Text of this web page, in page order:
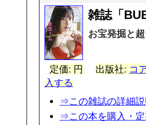
雑誌「
お宝発掘と
定価: 円 出版社: コ
入する
⇒この雑誌の詳細
⇒この本を購入・